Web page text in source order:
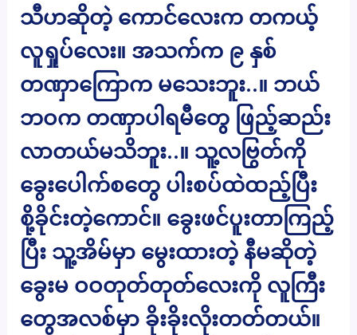
သီဟဆိုတဲ့ ကောင်လေးက တကယ့်
လူရှုပ်လေး။ အသက်က ၉ နှစ်
တဏှာကြောက မသေးဘူး..။ ဘယ်
ဘဝက တဏှာပါရမီတွေ ဖြည့်ဆည်း
လာတယ်မသိဘူး..။ သူ့လဗြွတ်ကို
ခွေးပေါက်စတွေ ပါးစပ်ထဲထည့်ပြီး
စို့ခိုင်းတဲ့ကောင်။ ခွေးဖင်ပူးတာကြည့်
ပြီး သူ့အိမ်မှာ မွေးထားတဲ့ နီမဆိုတဲ့
ခွေးမ ဝဝတုတ်တုတ်လေးကို လူကြီး
တွေအလစ်မှာ ခိုးခိုးလိုးတတ်တယ်။